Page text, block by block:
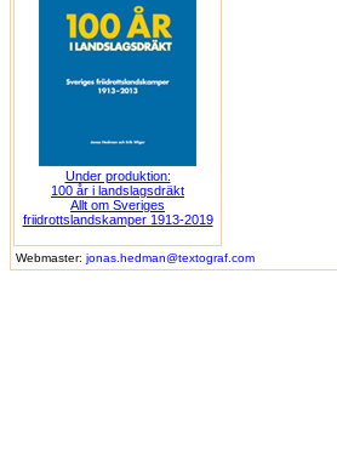
Under produktion:
100 år i landslagsdräkt
Allt om Sveriges
friidrottslandskamper 1913-2019
Webmaster: jonas.hedman@textograf.com